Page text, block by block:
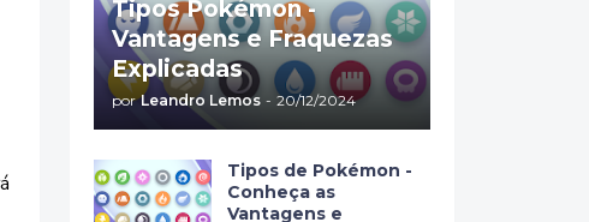
Tipos Pokémon -
Vantagens e Fraquezas
Explicadas
por Leandro Lemos - 20/12/2024
Tipos de Pokémon -
Conheça as
Vantagens e